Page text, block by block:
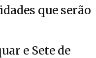
que serão
e Sete de